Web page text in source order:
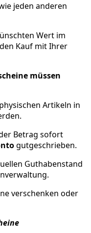
jeden anderen
Wert im
Kauf mit Ihrer
müssen
Artikeln in
Betrag sofort
gutgeschrieben.
Guthabenstand
verschenken oder